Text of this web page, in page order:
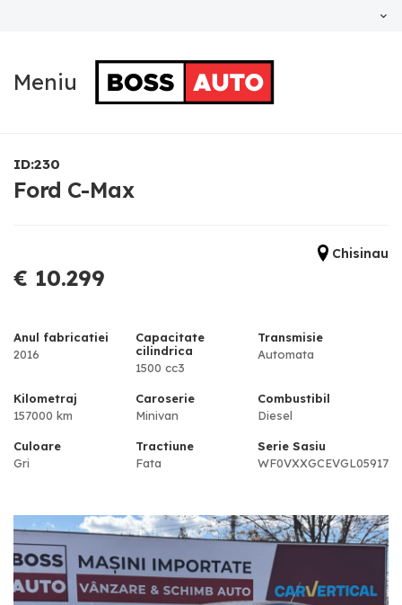
Meniu
ID:230
Ford C-Max
Chisinau
€ 10.299
Anul fabricatiei
2016
Capacitate
cilindrica
1500 cc3
Transmisie
Automata
Kilometraj
157000 km
Caroserie
Minivan
Combustibil
Diesel
Culoare
Gri
Tractiune
Fata
Serie Sasiu
WF0VXXGCEVGL05917